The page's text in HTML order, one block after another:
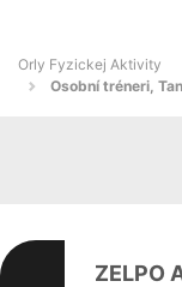
Orly Fyzickej Aktivity
Osobní tréneri,
ZELPO